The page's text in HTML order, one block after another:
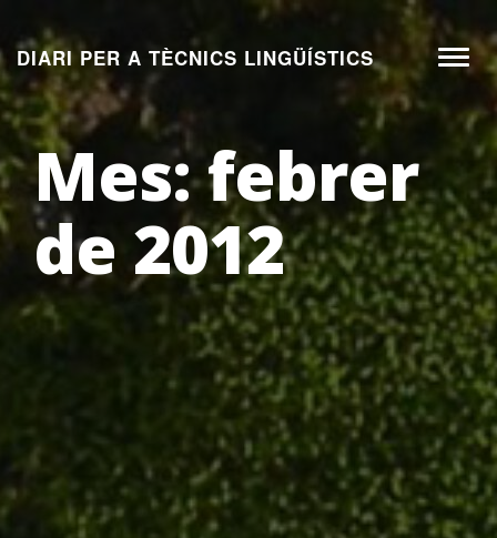
al
contingut
DIARI PER A TÈCNICS LINGÜÍSTICS
Mes:febrer
de 2012